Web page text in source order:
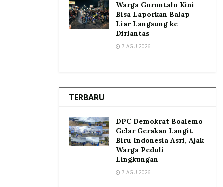
Warga Gorontalo Kini
Bisa Laporkan Balap
Liar Langsung ke
Dirlantas
7 AGU 2026
TERBARU
DPC Demokrat Boalemo
Gelar Gerakan Langit
Biru Indonesia Asri, Ajak
Warga Peduli
Lingkungan
7 AGU 2026